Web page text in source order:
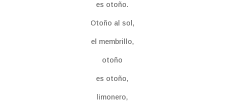
es otoño.
Otoño al sol,
el membrillo,
otoño
es otoño,
limonero,